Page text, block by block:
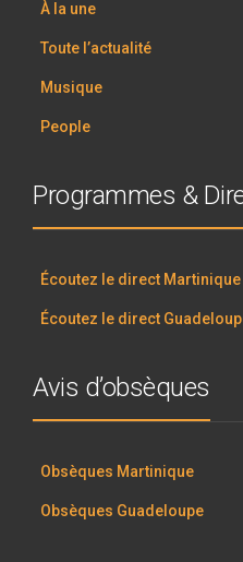
À la une
Toute l’actualité
Musique
People
Programmes &
Écoutez le direct Martinique
Écoutez le direct
Avis d’obsèques
Obsèques Martinique
Obsèques Guadeloupe